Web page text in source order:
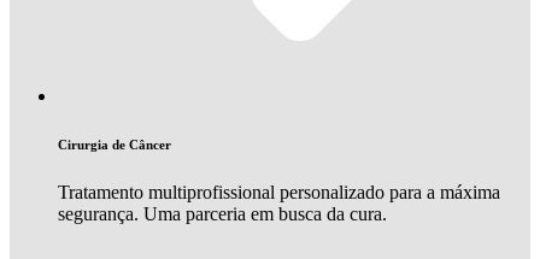
Cirurgia de Câncer
Tratamento multiprofissional personalizado para a máxima
segurança. Uma parceria em busca da cura.